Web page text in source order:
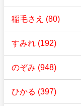
稲毛さえ (80)
すみれ (192)
のぞみ (948)
ひかる (397)